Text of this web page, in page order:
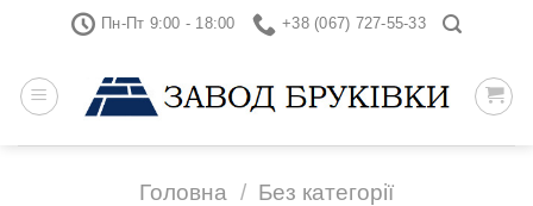
content
Пн-Пт 9:00 - 18:00 +38 (067) 727-55-33
Головна / Без категорії